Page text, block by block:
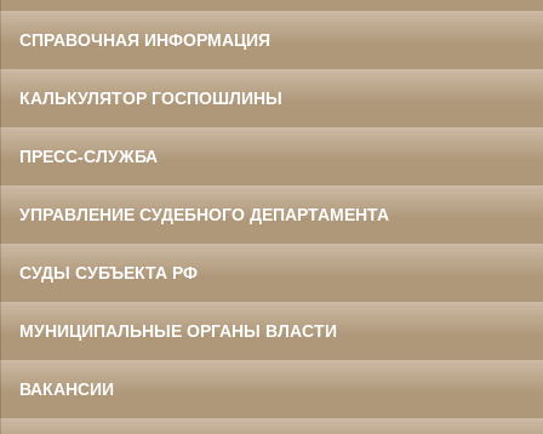
СПРАВОЧНАЯ ИНФОРМАЦИЯ
КАЛЬКУЛЯТОР ГОСПОШЛИНЫ
ПРЕСС-СЛУЖБА
УПРАВЛЕНИЕ СУДЕБНОГО ДЕПАРТАМЕНТА
СУДЫ СУБЪЕКТА РФ
МУНИЦИПАЛЬНЫЕ ОРГАНЫ ВЛАСТИ
ВАКАНСИИ